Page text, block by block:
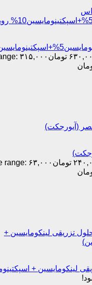
رویان)
تومان
تومان
لینکومایسین +